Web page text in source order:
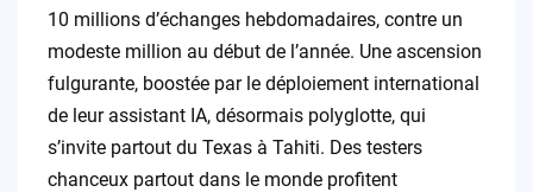
10 millions d’échanges hebdomadaires, contre un
modeste million au début de l’année. Une ascension
fulgurante, boostée par le déploiement international
de leur assistant IA, désormais polyglotte, qui
s’invite partout du Texas à Tahiti. Des testers
chanceux partout dans le monde profitent